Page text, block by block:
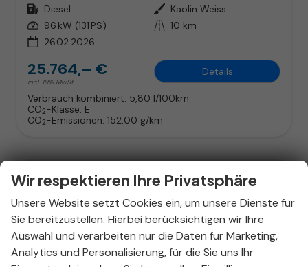
Kraftstoff Diesel Außenfarbe Kaolin Weiss
Leistung 96 kW (131 PS) Kilometerstand 10 km
26.02.2026
25.764,– €
incl. 19% MwSt.
Details
Verbrauch kombiniert: 5,80 l/100km
CO2-Klasse: E
CO2-Emissionen: 152,00 g/km
Wir respektieren Ihre Privatsphäre
Unsere Website setzt Cookies ein, um unsere Dienste für
Sie bereitzustellen. Hierbei berücksichtigen wir Ihre
Auswahl und verarbeiten nur die Daten für Marketing,
Analytics und Personalisierung, für die Sie uns Ihr